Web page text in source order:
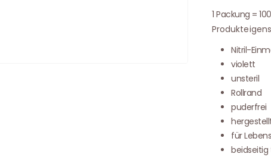
1 Packung =
Nitril-
violett
unsteril
Rollrand
puderfrei
für